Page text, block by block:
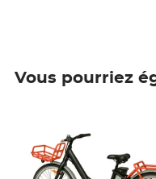
Vous pourriez